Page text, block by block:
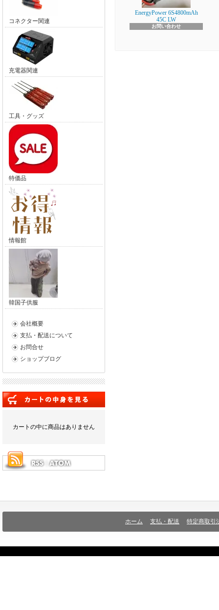
コネクター関連
充電器関連
工具・グッズ
特価品
情報館
韓国子供服
会社概要
支払・配送について
お問合せ
ショップブログ
カートの中に商品はありません
EnergyPower 6S4800mAh
45C LW
お問い合わせ
ホーム 支払・配送 特定商取引